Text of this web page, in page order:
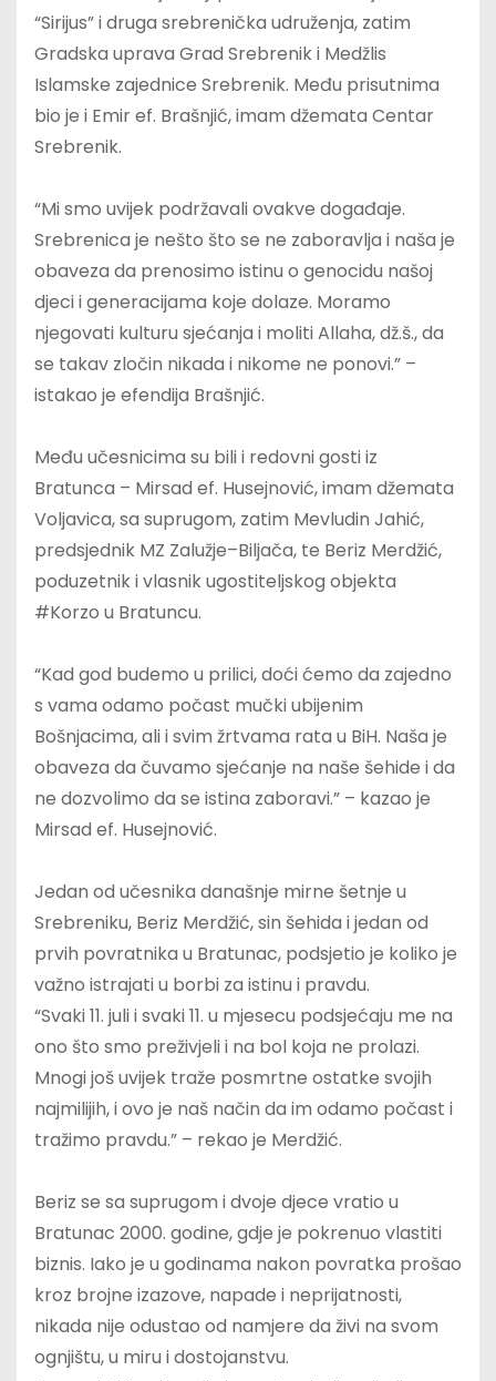
“Sirijus” i druga srebrenička udruženja, zatim
Gradska uprava Grad Srebrenik i Medžlis
Islamske zajednice Srebrenik. Među prisutnima
bio je i Emir ef. Brašnjić, imam džemata Centar
Srebrenik.
“Mi smo uvijek podržavali ovakve događaje.
Srebrenica je nešto što se ne zaboravlja i naša je
obaveza da prenosimo istinu o genocidu našoj
djeci i generacijama koje dolaze. Moramo
njegovati kulturu sjećanja i moliti Allaha, dž.š., da
se takav zločin nikada i nikome ne ponovi.” –
istakao je efendija Brašnjić.
Među učesnicima su bili i redovni gosti iz
Bratunca – Mirsad ef. Husejnović, imam džemata
Voljavica, sa suprugom, zatim Mevludin Jahić,
predsjednik MZ Zalužje–Biljača, te Beriz Merdžić,
poduzetnik i vlasnik ugostiteljskog objekta
#Korzo u Bratuncu.
“Kad god budemo u prilici, doći ćemo da zajedno
s vama odamo počast mučki ubijenim
Bošnjacima, ali i svim žrtvama rata u BiH. Naša je
obaveza da čuvamo sjećanje na naše šehide i da
ne dozvolimo da se istina zaboravi.” – kazao je
Mirsad ef. Husejnović.
Jedan od učesnika današnje mirne šetnje u
Srebreniku, Beriz Merdžić, sin šehida i jedan od
prvih povratnika u Bratunac, podsjetio je koliko je
važno istrajati u borbi za istinu i pravdu.
“Svaki 11. juli i svaki 11. u mjesecu podsjećaju me na
ono što smo preživjeli i na bol koja ne prolazi.
Mnogi još uvijek traže posmrtne ostatke svojih
najmilijih, i ovo je naš način da im odamo počast i
tražimo pravdu.” – rekao je Merdžić.
Beriz se sa suprugom i dvoje djece vratio u
Bratunac 2000. godine, gdje je pokrenuo vlastiti
biznis. Iako je u godinama nakon povratka prošao
kroz brojne izazove, napade i neprijatnosti,
nikada nije odustao od namjere da živi na svom
ognjištu, u miru i dostojanstvu.